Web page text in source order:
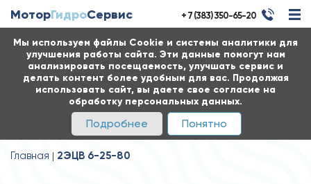
Мы используем файлы Cookie и системы аналитики для
улучшения работы сайта. Эти данные помогут нам
анализировать посещаемость, улучшать сервис и
делать контент более удобным для вас. Продолжая
использовать сайт, вы даете свое согласие на
обработку персональных данных.
Подробнее Понятно
МоторГидроСервис + 7 (383) 350-65-20
Главная 2ЭЦВ 6-25-80